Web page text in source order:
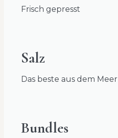
Frisch gepresst
Salz
Das beste aus dem Meer
Bundles